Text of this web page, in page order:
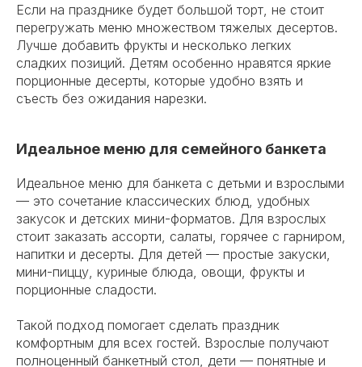
Если на празднике будет большой торт, не стоит
перегружать меню множеством тяжелых десертов.
Лучше добавить фрукты и несколько легких
сладких позиций. Детям особенно нравятся яркие
порционные десерты, которые удобно взять и
съесть без ожидания нарезки.
Идеальное меню для семейного банкета
Идеальное меню для банкета с детьми и взрослыми
— это сочетание классических блюд, удобных
закусок и детских мини-форматов. Для взрослых
стоит заказать ассорти, салаты, горячее с гарниром,
напитки и десерты. Для детей — простые закуски,
мини-пиццу, куриные блюда, овощи, фрукты и
порционные сладости.
Такой подход помогает сделать праздник
комфортным для всех гостей. Взрослые получают
полноценный банкетный стол, дети — понятные и